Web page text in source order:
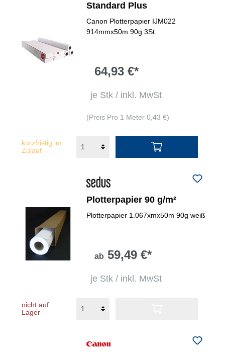
Standard Plus
Canon Plotterpapier IJM022
914mmx50m 90g 3St.
64,93 €*
je Stk / inkl. MwSt
(Preis Pro 1 Meter 0,43 €)
kurzfristig im
Zulauf
Plotterpapier 90 g/m²
Plotterpapier 1.067xmx50m 90g weiß
ab 59,49 €*
je Stk / inkl. MwSt
nicht auf
Lager